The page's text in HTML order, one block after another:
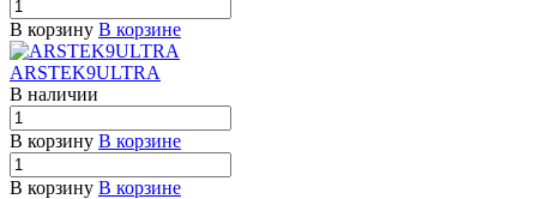
В корзину В корзине
ARSTEK9ULTRA
В наличии
В корзину В корзине
В корзину В корзине